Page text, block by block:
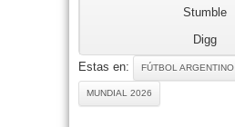
Stumble
Digg
Estas en:
FÚTBOL ARGENTINO
MUNDIAL 2026